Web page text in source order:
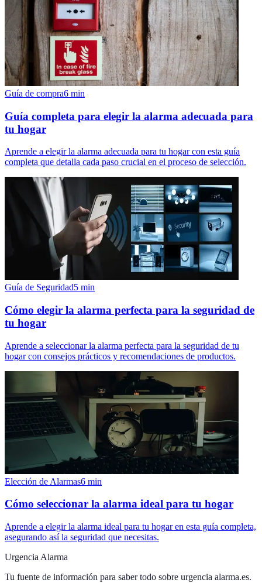
Guía de compra6 min
Guía completa para elegir la alarma adecuada para
tu hogar
Aprende a elegir la alarma adecuada para tu hogar con esta guía
completa que detalla cada paso crucial en el proceso de selección.
Guía de Seguridad5 min
Cómo elegir la alarma perfecta para la seguridad de
tu hogar
Aprende a seleccionar la alarma perfecta para la seguridad de tu
hogar con consejos prácticos y recomendaciones de productos.
Elección de Alarmas6 min
Cómo seleccionar la alarma ideal para tu hogar
Aprende a elegir la alarma ideal para tu hogar en esta guía completa,
asegurando así la seguridad que necesitas.
Urgencia Alarma
Tu fuente de información para saber todo sobre urgencia alarma.es.